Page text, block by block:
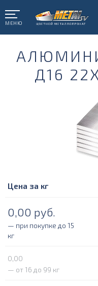
МЕНЮ
Д16
Цена за кг
0,00 руб.
— при покупке до 15
кг
0,00
— от 16 до 99 кг